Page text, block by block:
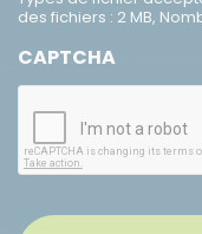
des fichiers : 2 MB,
CAPTCHA